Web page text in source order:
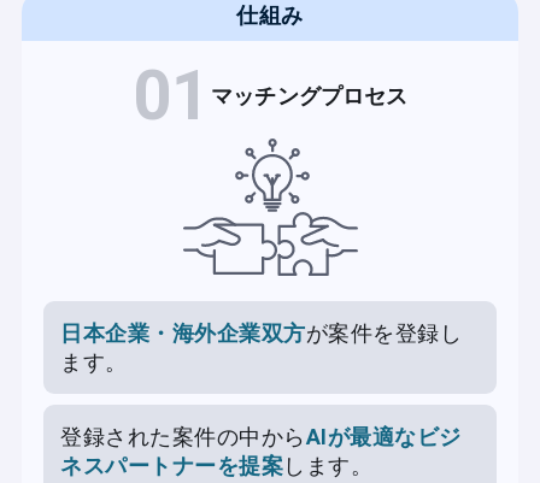
仕組み
01 マッチングプロセス
日本企業・海外企業双方が案件を登録し
ます。
登録された案件の中からAIが最適なビジ
ネスパートナーを提案します。